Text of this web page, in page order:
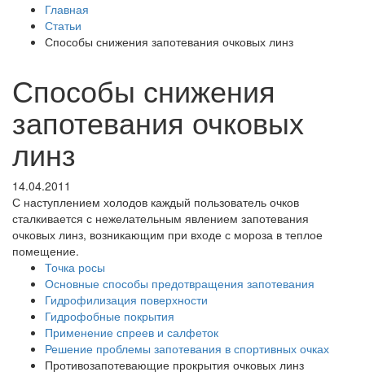
Главная
Статьи
Способы снижения запотевания очковых линз
Способы снижения
запотевания очковых
линз
14.04.2011
С наступлением холодов каждый пользователь очков
сталкивается с нежелательным явлением запотевания
очковых линз, возникающим при входе с мороза в теплое
помещение.
Точка росы
Основные способы предотвращения запотевания
Гидрофилизация поверхности
Гидрофобные покрытия
Применение спреев и салфеток
Решение проблемы запотевания в спортивных очках
Противозапотевающие прокрытия очковых линз